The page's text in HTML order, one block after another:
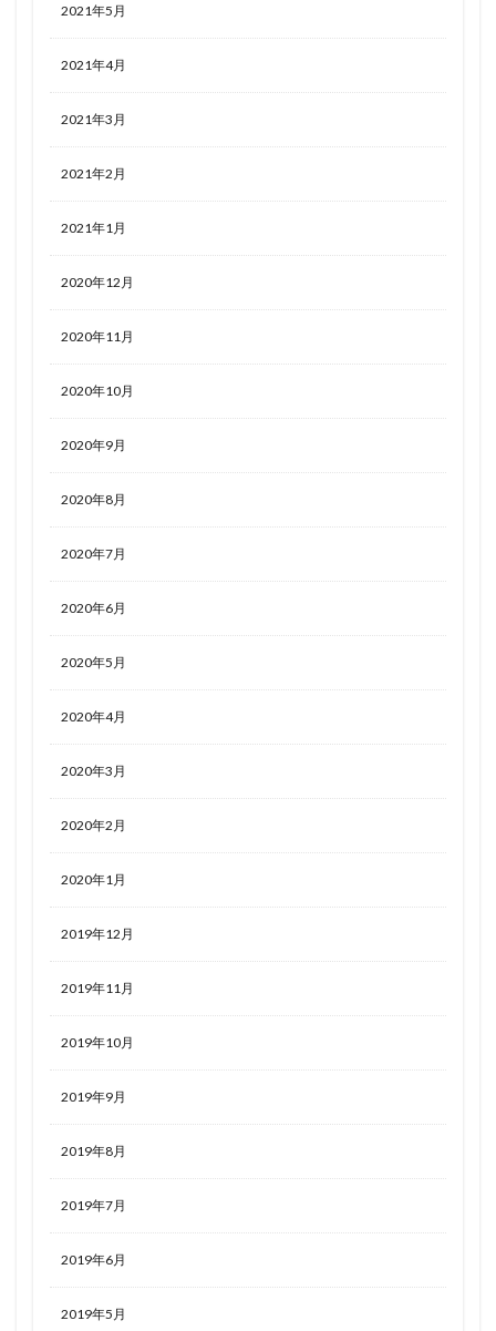
2021年5月
2021年4月
2021年3月
2021年2月
2021年1月
2020年12月
2020年11月
2020年10月
2020年9月
2020年8月
2020年7月
2020年6月
2020年5月
2020年4月
2020年3月
2020年2月
2020年1月
2019年12月
2019年11月
2019年10月
2019年9月
2019年8月
2019年7月
2019年6月
2019年5月